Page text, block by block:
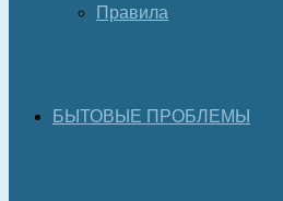
Правила
БЫТОВЫЕ ПРОБЛЕМЫ